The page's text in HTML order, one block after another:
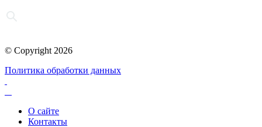
© Copyright 2026
Политика обработки данных
О сайте
Контакты